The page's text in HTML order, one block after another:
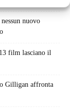
nuovo
film lasciano il
Gilligan affronta